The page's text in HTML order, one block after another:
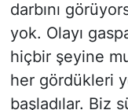
darbını
yok. Olayı
hiçbir şeyine
her gördükleri
başladılar. Biz